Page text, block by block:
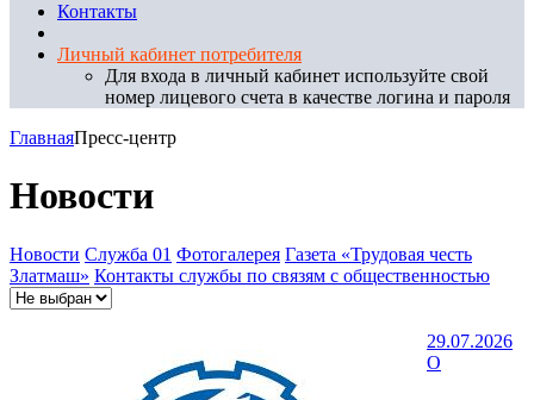
Контакты
Личный кабинет потребителя
Для входа в личный кабинет используйте свой
номер лицевого счета в качестве логина и пароля
ГлавнаяПресс-центр
Новости
Новости Служба 01 Фотогалерея Газета «Трудовая честь
Златмаш» Контакты службы по связям с общественностью
29.07.2026
О